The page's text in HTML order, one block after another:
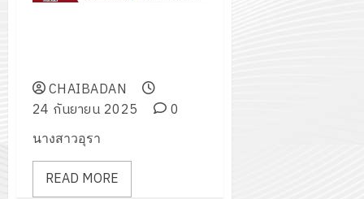
CHAIBADAN
24 กันยายน 2025
0
นางสาวอุรา
READ MORE